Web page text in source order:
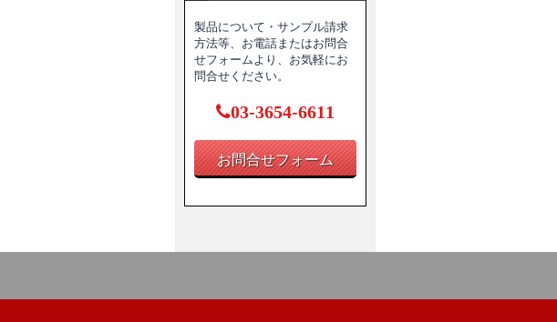
製品について・サンプル請求
方法等、お電話またはお問合
せフォームより、お気軽にお
問合せください。
03-3654-6611
お問合せフォーム